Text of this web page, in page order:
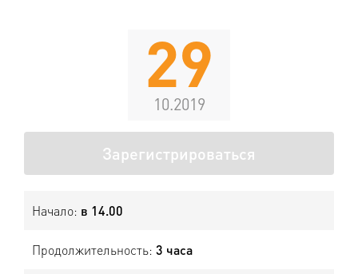
29
10.2019
Зарегистрироваться
Начало: в 14.00
Продолжительность: 3 часа